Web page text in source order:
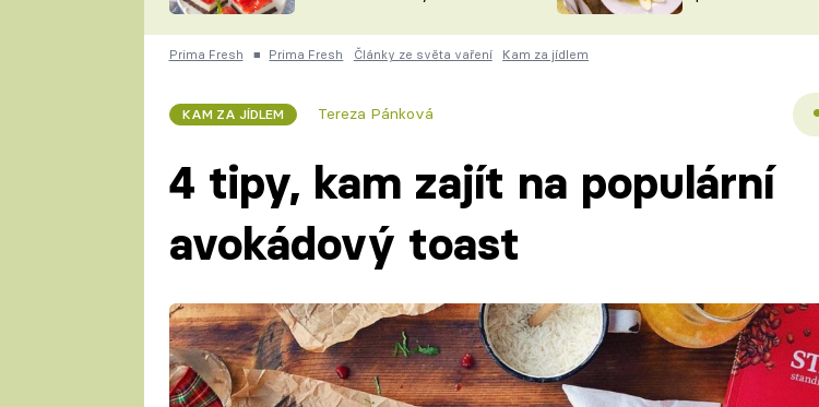
ČESKO NA TALÍŘI
KUCHAŘKA
VYCHYTÁVKY
Prima Fresh ■ Prima Fresh Články ze světa vaření Kam za jídlem
KAM ZA JÍDLEM Tereza Pánková
4 tipy, kam zajít na populární
avokádový toast